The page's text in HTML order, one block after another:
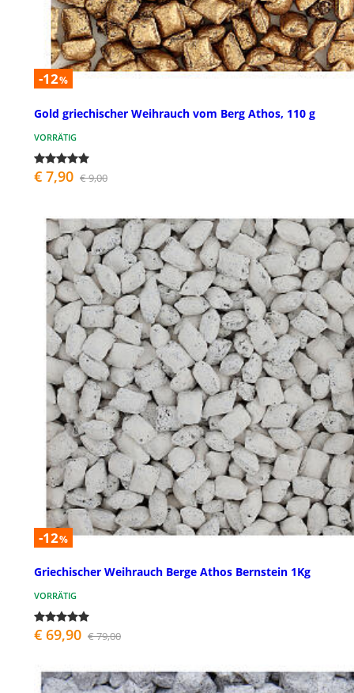
-12%
Gold griechischer Weihrauch vom Berg Athos, 110 g
VORRÄTIG
€ 7,90 € 9,00
-12%
Griechischer Weihrauch Berge Athos Bernstein 1Kg
VORRÄTIG
€ 69,90 € 79,00